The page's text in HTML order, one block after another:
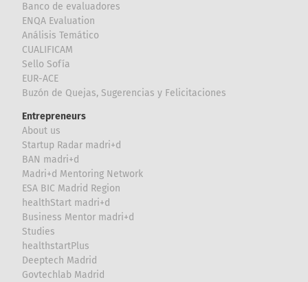
Banco de evaluadores
ENQA Evaluation
Análisis Temático
CUALIFICAM
Sello Sofía
EUR-ACE
Buzón de Quejas, Sugerencias y Felicitaciones
Entrepreneurs
About us
Startup Radar madri+d
BAN madri+d
Madri+d Mentoring Network
ESA BIC Madrid Region
healthStart madri+d
Business Mentor madri+d
Studies
healthstartPlus
Deeptech Madrid
Govtechlab Madrid